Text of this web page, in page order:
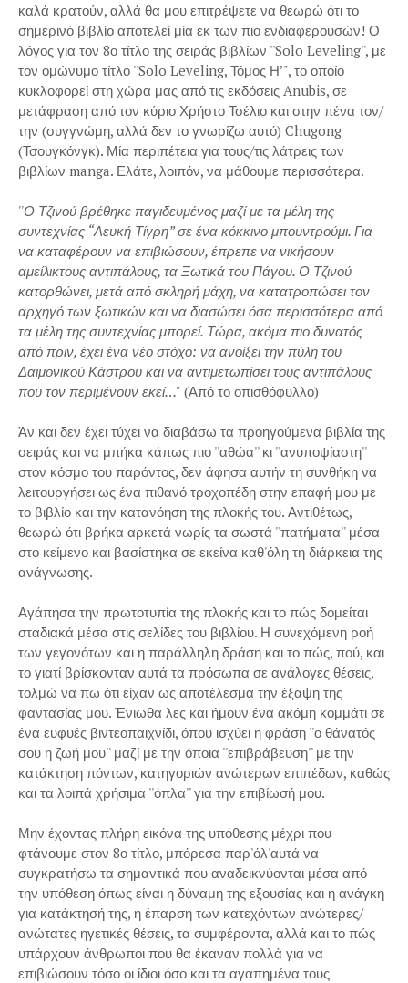
καλά κρατούν, αλλά θα μου επιτρέψετε να θεωρώ ότι το
σημερινό βιβλίο αποτελεί μία εκ των πιο ενδιαφερουσών! Ο
λόγος για τον 8ο τίτλο της σειράς βιβλίων ''Solo Leveling'', με
τον ομώνυμο τίτλο ''Solo Leveling, Τόμος Η’", το οποίο
κυκλοφορεί στη χώρα μας από τις εκδόσεις Anubis, σε
μετάφραση από τον κύριο Χρήστο Τσέλιο και στην πένα τον/
την (συγγνώμη, αλλά δεν το γνωρίζω αυτό) Chugong
(Τσουγκόνγκ). Μία περιπέτεια για τους/τις λάτρεις των
βιβλίων manga. Ελάτε, λοιπόν, να μάθουμε περισσότερα.
''Ο Τζινού βρέθηκε παγιδευμένος μαζί με τα μέλη της
συντεχνίας “Λευκή Τίγρη” σε ένα κόκκινο μπουντρούμι. Για
να καταφέρουν να επιβιώσουν, έπρεπε να νικήσουν
αμείλικτους αντιπάλους, τα Ξωτικά του Πάγου. Ο Τζινού
κατορθώνει, μετά από σκληρή μάχη, να κατατροπώσει τον
αρχηγό των ξωτικών και να διασώσει όσα περισσότερα από
τα μέλη της συντεχνίας μπορεί. Τώρα, ακόμα πιο δυνατός
από πριν, έχει ένα νέο στόχο: να ανοίξει την πύλη του
Δαιμονικού Κάστρου και να αντιμετωπίσει τους αντιπάλους
που τον περιμένουν εκεί…" (Από το οπισθόφυλλο)
Άν και δεν έχει τύχει να διαβάσω τα προηγούμενα βιβλία της
σειράς και να μπήκα κάπως πιο ''αθώα'' κι ''ανυποψίαστη''
στον κόσμο του παρόντος, δεν άφησα αυτήν τη συνθήκη να
λειτουργήσει ως ένα πιθανό τροχοπέδη στην επαφή μου με
το βιβλίο και την κατανόηση της πλοκής του. Αντιθέτως,
θεωρώ ότι βρήκα αρκετά νωρίς τα σωστά ''πατήματα'' μέσα
στο κείμενο και βασίστηκα σε εκείνα καθ'όλη τη διάρκεια της
ανάγνωσης.
Αγάπησα την πρωτοτυπία της πλοκής και το πώς δομείται
σταδιακά μέσα στις σελίδες του βιβλίου. Η συνεχόμενη ροή
των γεγονότων και η παράλληλη δράση και το πώς, πού, και
το γιατί βρίσκονταν αυτά τα πρόσωπα σε ανάλογες θέσεις,
τολμώ να πω ότι είχαν ως αποτέλεσμα την έξαψη της
φαντασίας μου. Ένιωθα λες και ήμουν ένα ακόμη κομμάτι σε
ένα ευφυές βιντεοπαιχνίδι, όπου ισχύει η φράση ''ο θάνατός
σου η ζωή μου'' μαζί με την όποια ''επιβράβευση'' με την
κατάκτηση πόντων, κατηγοριών ανώτερων επιπέδων, καθώς
και τα λοιπά χρήσιμα ''όπλα'' για την επιβίωσή μου.
Μην έχοντας πλήρη εικόνα της υπόθεσης μέχρι που
φτάνουμε στον 8ο τίτλο, μπόρεσα παρ'όλ'αυτά να
συγκρατήσω τα σημαντικά που αναδεικνύονται μέσα από
την υπόθεση όπως είναι η δύναμη της εξουσίας και η ανάγκη
για κατάκτησή της, η έπαρση των κατεχόντων ανώτερες/
ανώτατες ηγετικές θέσεις, τα συμφέροντα, αλλά και το πώς
υπάρχουν άνθρωποι που θα έκαναν πολλά για να
επιβιώσουν τόσο οι ίδιοι όσο και τα αγαπημένα τους